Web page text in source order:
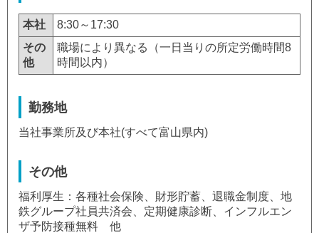
本社
8:30～17:30
その
他
職場により異なる（一日当りの所定労働時間8
時間以内）
勤務地
当社事業所及び本社(すべて富山県内)
その他
福利厚生：各種社会保険、財形貯蓄、退職金制度、地
鉄グループ社員共済会、定期健康診断、インフルエン
ザ予防接種無料 他